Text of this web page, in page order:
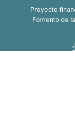
Proyecto
Fomento de